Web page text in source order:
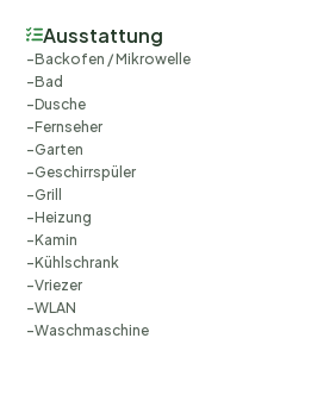
Ausstattung
Backofen / Mikrowelle
Bad
Dusche
Fernseher
Garten
Geschirrspüler
Grill
Heizung
Kamin
Kühlschrank
Vriezer
WLAN
Waschmaschine